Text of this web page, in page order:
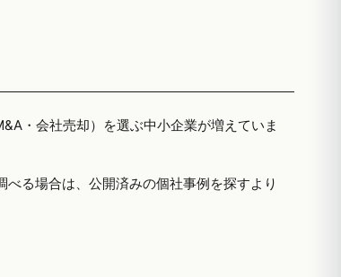
・会社売却）を選ぶ中小企業が増えていま
べる場合は、公開済みの個社事例を探すより